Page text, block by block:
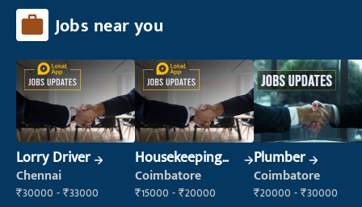
Jobs near you
Lorry Driver
Chennai
₹30000 - ₹33000
Housekeeping
Staff
(Housekeeping)
Coimbatore
₹15000 - ₹20000
Plumber
Coimbatore
₹20000 - ₹30000